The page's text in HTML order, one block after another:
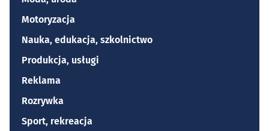
Motoryzacja
Nauka, edukacja, szkolnictwo
Produkcja, usługi
Reklama
Rozrywka
Sport, rekreacja